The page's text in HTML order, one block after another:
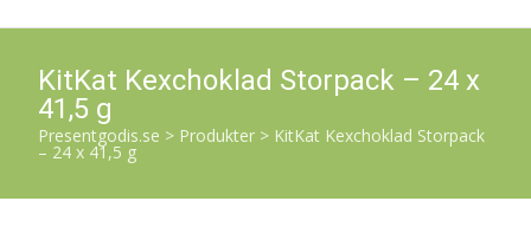
KitKat Kexchoklad Storpack – 24 x
41,5 g
Presentgodis.se > Produkter > KitKat Kexchoklad Storpack
– 24 x 41,5 g